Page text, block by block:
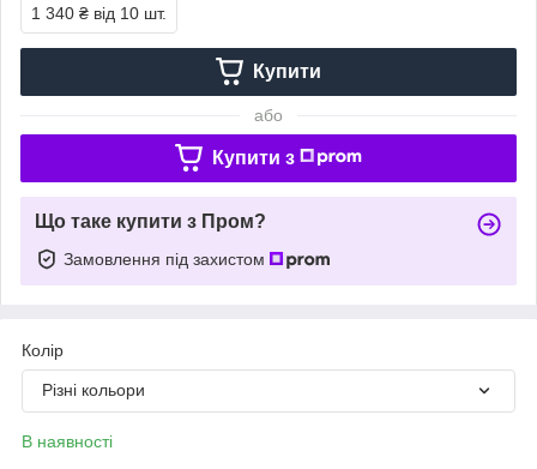
1 340 ₴ від 10 шт.
Купити
або
Купити з
Що таке купити з Пром?
Замовлення під захистом
Колір
Різні кольори
В наявності